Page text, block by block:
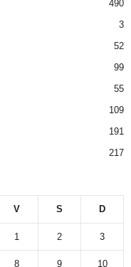
490
3
52
99
55
109
191
217
V S D
1 2 3
8 9 10